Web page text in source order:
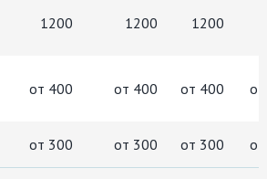
1200 1200 1200
от 400 от 400 от 400
от 300 от 300 от 300